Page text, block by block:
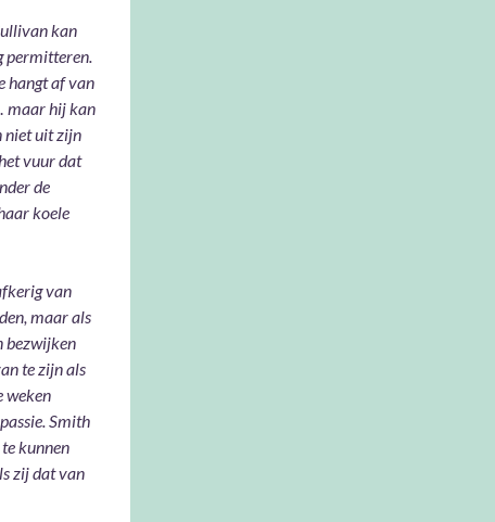
kan
permitteren.
hangt af van
maar hij kan
niet uit zijn
vuur dat
de
koele
van
maar als
bezwijken
te zijn als
weken
Smith
kunnen
zij dat van